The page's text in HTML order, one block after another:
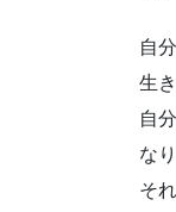
自
生
自
な
そ